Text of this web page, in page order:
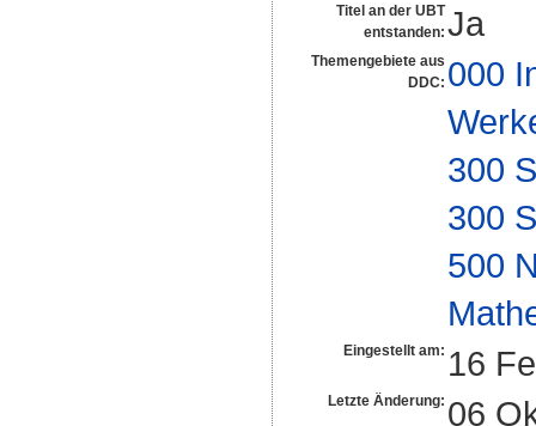
Titel an der UBT
entstanden: Ja
Themengebiete aus
DDC: 000
300
300
500
Eingestellt am: 16
Letzte Änderung: 06